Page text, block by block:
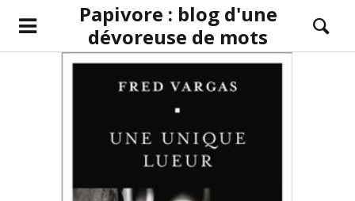
Papivore : blog d'une
dévoreuse de mots